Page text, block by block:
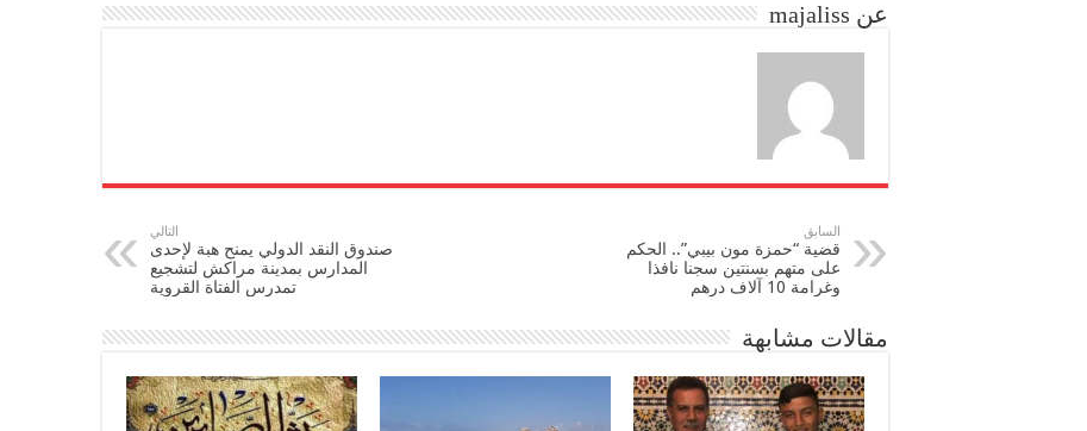
n
عن majaliss
السابق
قضية “حمزة مون بيبي”.. الحكم
على متهم بسنتين سجنا نافذا
وغرامة 10 آلاف درهم
التالي
صندوق النقد الدولي يمنح هبة لإحدى
المدارس بمدينة مراكش لتشجيع
تمدرس الفتاة القروية
مقالات مشابهة